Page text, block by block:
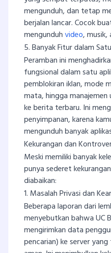
mengunduh, dan tetap
berjalan lancar. Cocok
mengunduhvideo, musik,
5. Banyak Fitur dalam
Peramban ini
fungsional dalam satu
pemblokiran iklan, mode
mata, hingga
ke berita terbaru. Ini
penyimpanan, karena
mengunduh banyak
Kekurangan dan
Meski memiliki banyak
punya sederet
diabaikan:
1. Masalah Privasi dan
Beberapa laporan dari
menyebutkan bahwa UC
mengirimkan data
pencarian) ke server